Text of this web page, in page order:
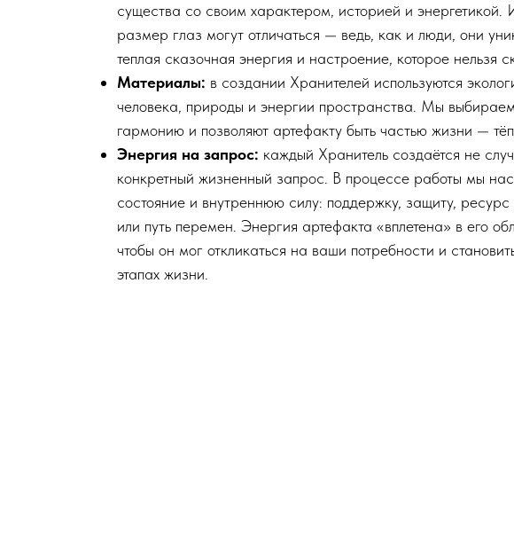
существа со своим характером, историей и
размер глаз могут отличаться — ведь, как и люди, они
теплая сказочная энергия и настроение, которое нельзя
Материалы: в создании Хранителей используются
человека, природы и энергии пространства. Мы
гармонию и позволяют артефакту быть частью жизни —
Энергия на запрос: каждый Хранитель создаётся не
конкретный жизненный запрос. В процессе работы мы
состояние и внутреннюю силу: поддержку, защиту,
или путь перемен. Энергия артефакта «вплетена» в его
чтобы он мог откликаться на ваши потребности и
этапах жизни.